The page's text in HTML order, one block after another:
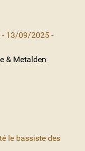
- 13/09/2025 -
& Metalden
le bassiste des